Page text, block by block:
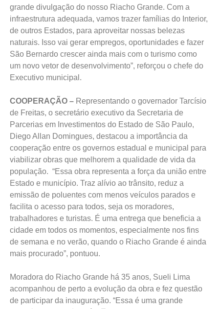
grande divulgação do nosso Riacho Grande. Com a
infraestrutura adequada, vamos trazer famílias do Interior,
de outros Estados, para aproveitar nossas belezas
naturais. Isso vai gerar empregos, oportunidades e fazer
São Bernardo crescer ainda mais com o turismo como
um novo vetor de desenvolvimento”, reforçou o chefe do
Executivo municipal.
COOPERAÇÃO – Representando o governador Tarcísio
de Freitas, o secretário executivo da Secretaria de
Parcerias em Investimentos do Estado de São Paulo,
Diego Allan Domingues, destacou a importância da
cooperação entre os governos estadual e municipal para
viabilizar obras que melhorem a qualidade de vida da
população. “Essa obra representa a força da união entre
Estado e município. Traz alívio ao trânsito, reduz a
emissão de poluentes com menos veículos parados e
facilita o acesso para todos, seja os moradores,
trabalhadores e turistas. É uma entrega que beneficia a
cidade em todos os momentos, especialmente nos fins
de semana e no verão, quando o Riacho Grande é ainda
mais procurado”, pontuou.
Moradora do Riacho Grande há 35 anos, Sueli Lima
acompanhou de perto a evolução da obra e fez questão
de participar da inauguração. “Essa é uma grande